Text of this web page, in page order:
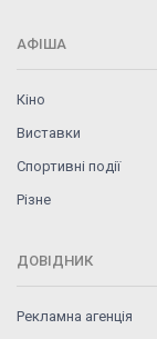
АФІША
Кіно
Виставки
Спортивні події
Різне
ДОВІДНИК
Рекламна агенція